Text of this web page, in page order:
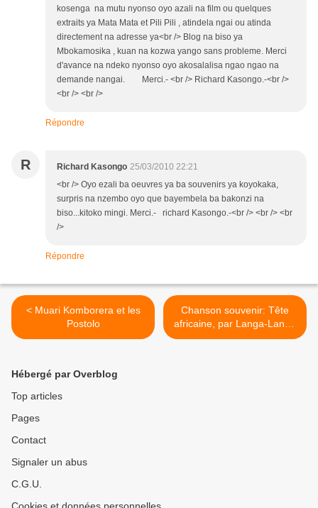
kosenga na mutu nyonso oyo azali na film ou quelques
extraits ya Mata Mata et Pili Pili , atindela ngai ou atinda
directement na adresse ya<br /> Blog na biso ya
Mbokamosika , kuan na kozwa yango sans probleme. Merci
d'avance na ndeko nyonso oyo akosalalisa ngao ngao na
demande nangai. Merci.- <br /> Richard Kasongo.-<br />
<br /> <br />
Répondre
R Richard Kasongo 25/03/2010 22:21
<br /> Oyo ezali ba oeuvres ya ba souvenirs ya koyokaka,
surpris na nzembo oyo que bayembela ba bakonzi na
biso...kitoko mingi. Merci.- richard Kasongo.-<br /> <br /> <br
/>
Répondre
< Muari Komborera et les
Postolo
Chanson souvenir: Tête
africaine, par Langa-Langa
Stars >
Hébergé par Overblog
Top articles
Pages
Contact
Signaler un abus
C.G.U.